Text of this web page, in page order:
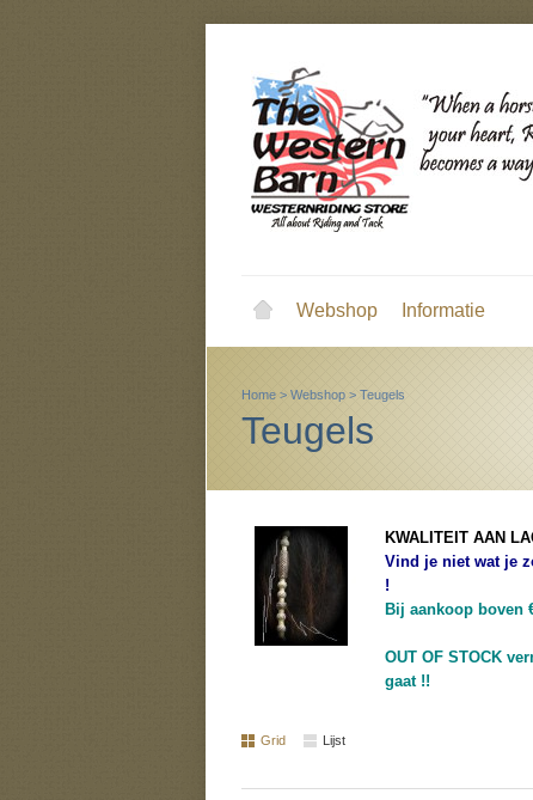
Webshop Informatie
Home > Webshop > Teugels
Teugels
KWALITEIT AAN
Vind je niet wat je
!
Bij aankoop boven
OUT OF STOCK
gaat !!
Grid Lijst